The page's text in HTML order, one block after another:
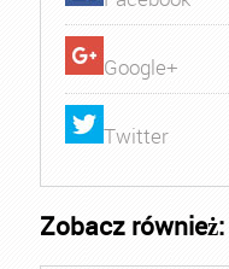
Google+
Twitter
Zobacz również: